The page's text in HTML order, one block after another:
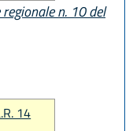
n. 10 del
14